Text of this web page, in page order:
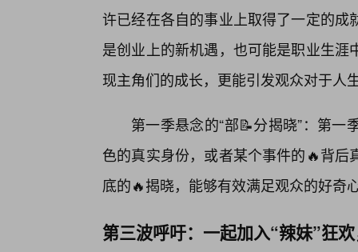
许已经在各自的事业上取得了一定的
是创业上的新机遇，也可能是职业生
现主角们的成长，更能引发观众对于人
第一季悬念的“部📝分揭晓”：第
色的真实身份，或者某个事件的🔥背
底的🔥揭晓，能够有效满足观众的好奇
第三波呼吁：一起加入“辣妹”狂